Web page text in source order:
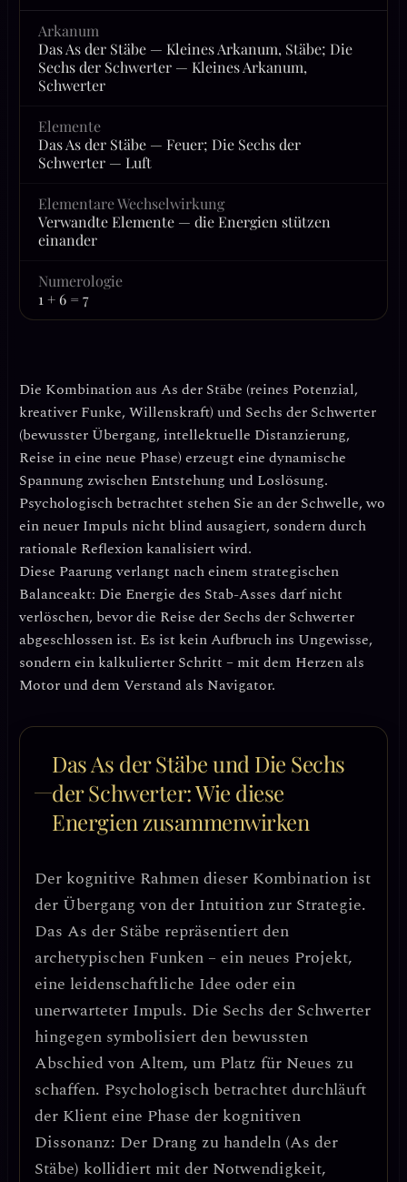
Arkanum
Das As der Stäbe — Kleines Arkanum, Stäbe; Die
Sechs der Schwerter — Kleines Arkanum,
Schwerter
Elemente
Das As der Stäbe — Feuer; Die Sechs der
Schwerter — Luft
Elementare Wechselwirkung
Verwandte Elemente — die Energien stützen
einander
Numerologie
1 + 6 = 7
Die Kombination aus As der Stäbe (reines Potenzial,
kreativer Funke, Willenskraft) und Sechs der Schwerter
(bewusster Übergang, intellektuelle Distanzierung,
Reise in eine neue Phase) erzeugt eine dynamische
Spannung zwischen Entstehung und Loslösung.
Psychologisch betrachtet stehen Sie an der Schwelle, wo
ein neuer Impuls nicht blind ausagiert, sondern durch
rationale Reflexion kanalisiert wird.
Diese Paarung verlangt nach einem strategischen
Balanceakt: Die Energie des Stab-Asses darf nicht
verlöschen, bevor die Reise der Sechs der Schwerter
abgeschlossen ist. Es ist kein Aufbruch ins Ungewisse,
sondern ein kalkulierter Schritt – mit dem Herzen als
Motor und dem Verstand als Navigator.
Das As der Stäbe und Die Sechs
der Schwerter: Wie diese
Energien zusammenwirken
Der kognitive Rahmen dieser Kombination ist
der Übergang von der Intuition zur Strategie.
Das As der Stäbe repräsentiert den
archetypischen Funken – ein neues Projekt,
eine leidenschaftliche Idee oder ein
unerwarteter Impuls. Die Sechs der Schwerter
hingegen symbolisiert den bewussten
Abschied von Altem, um Platz für Neues zu
schaffen. Psychologisch betrachtet durchläuft
der Klient eine Phase der kognitiven
Dissonanz: Der Drang zu handeln (As der
Stäbe) kollidiert mit der Notwendigkeit,